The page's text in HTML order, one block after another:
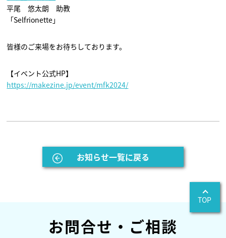
平尾 悠太朗 助教
「Selfrionette」
皆様のご来場をお待ちしております。
【イベント公式HP】
https://makezine.jp/event/mfk2024/
お知らせ一覧に戻る
お問合せ・ご相談
TOP